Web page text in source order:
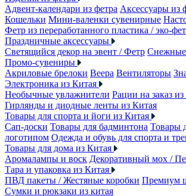
Адвент-календари из фетра Аксессуары из
Кошельки Мини-валенки сувенирные
Фетр из переработанного пластика / эко-
Праздничные аксессуары
Светящийся декор на эвент / Фетр Снежные
Промо-сувениры
Акриловые брелоки Веера Вентиляторы
Электроника из Китая
Необычные увлажнители Рации на заказ
Гирлянды и диодные ленты из Китая
Товары для спорта и йоги из Китая
Сап-доски Товары для бадминтона Товары
логотипом Одежда и обувь для спорта и
Товары для дома из Китая
Аромалампы и воск Декоративный мох /
Тара и упаковка из Китая
ПВД пакеты / Жестяные коробки Премиум
Сумки и рюкзаки из китая